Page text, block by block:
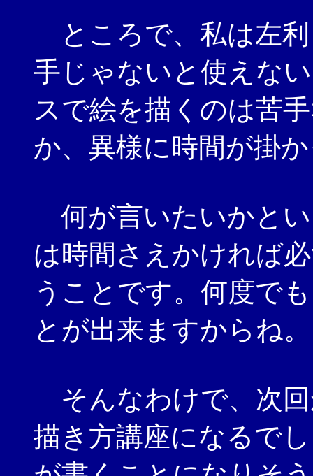
ところで、私は左
手じゃないと使えな
スで絵を描くのは苦
か、異様に時間が掛
何が言いたいかと
は時間さえかければ
うことです。何度で
とが出来ますからね。
そんなわけで、次
描き方講座になるで